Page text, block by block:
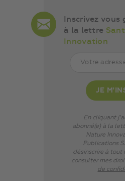
Inscrivez
à la lettre
Innovation
En cliquant
abonné(e) à la
Nature
Publications
désinscrire à tout
consulter mes
de